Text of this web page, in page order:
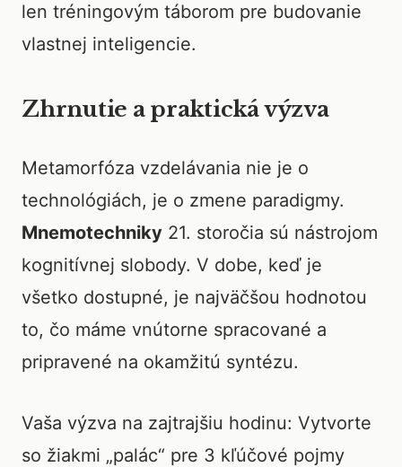
len tréningovým táborom pre budovanie
vlastnej inteligencie.
Zhrnutie a praktická výzva
Metamorfóza vzdelávania nie je o
technológiách, je o zmene paradigmy.
Mnemotechniky 21. storočia sú nástrojom
kognitívnej slobody. V dobe, keď je
všetko dostupné, je najväčšou hodnotou
to, čo máme vnútorne spracované a
pripravené na okamžitú syntézu.
Vaša výzva na zajtrajšiu hodinu: Vytvorte
so žiakmi „palác“ pre 3 kľúčové pojmy